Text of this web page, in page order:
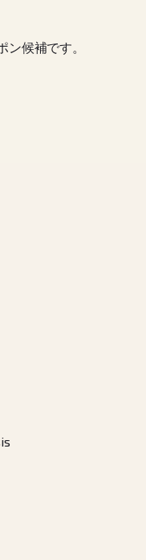
候補です。